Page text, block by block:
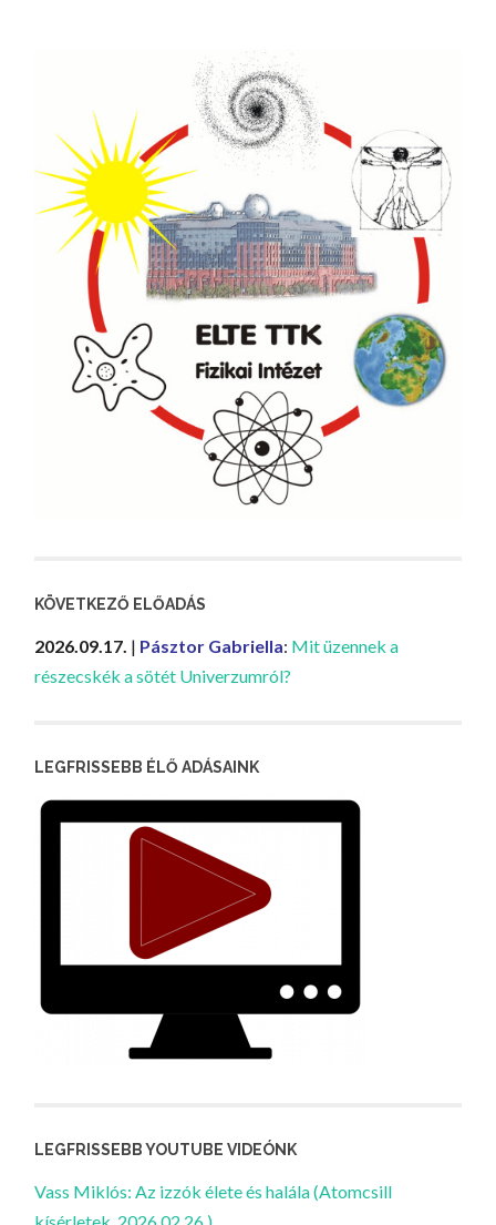
KÖVETKEZŐ ELŐADÁS
2026.09.17. | Pásztor Gabriella: Mit üzennek a
részecskék a sötét Univerzumról?
LEGFRISSEBB ÉLŐ ADÁSAINK
LEGFRISSEBB YOUTUBE VIDEÓNK
Vass Miklós: Az izzók élete és halála (Atomcsill